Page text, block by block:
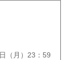
（月）23：59